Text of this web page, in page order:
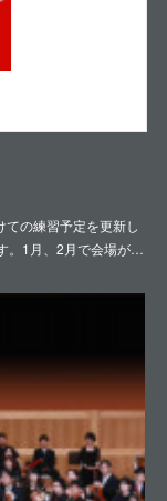
の練習予定を更新し
。1月、2月で会場が…